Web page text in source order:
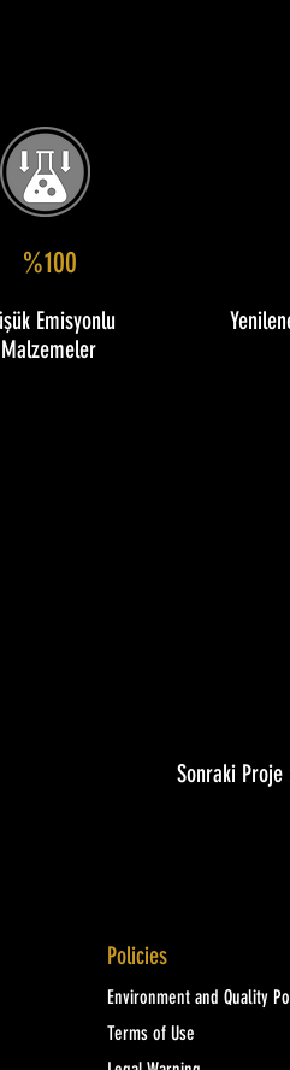
%100
Emisyonlu
Malzemeler
Sonraki
Policies
Environment and Quality
Terms of Use